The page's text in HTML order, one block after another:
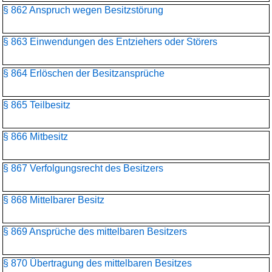
§ 862 Anspruch wegen Besitzstörung
§ 863 Einwendungen des Entziehers oder Störers
§ 864 Erlöschen der Besitzansprüche
§ 865 Teilbesitz
§ 866 Mitbesitz
§ 867 Verfolgungsrecht des Besitzers
§ 868 Mittelbarer Besitz
§ 869 Ansprüche des mittelbaren Besitzers
§ 870 Übertragung des mittelbaren Besitzes